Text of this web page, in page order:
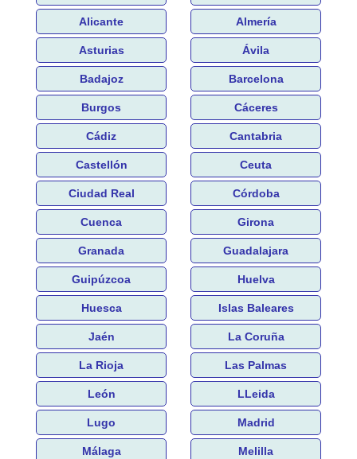
Alicante Almería
Asturias Ávila
Badajoz Barcelona
Burgos Cáceres
Cádiz Cantabria
Castellón Ceuta
Ciudad Real Córdoba
Cuenca Girona
Granada Guadalajara
Guipúzcoa Huelva
Huesca Islas Baleares
Jaén La Coruña
La Rioja Las Palmas
León LLeida
Lugo Madrid
Málaga Melilla